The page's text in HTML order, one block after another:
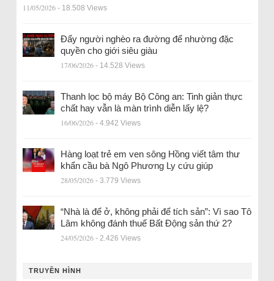
11/05/2026 - 18.508 Views
Đẩy người nghèo ra đường để nhường đặc
quyền cho giới siêu giàu
17/06/2026 - 14.528 Views
Thanh lọc bộ máy Bộ Công an: Tinh giản thực
chất hay vẫn là màn trình diễn lấy lệ?
16/06/2026 - 4.942 Views
Hàng loạt trẻ em ven sông Hồng viết tâm thư
khẩn cầu bà Ngô Phương Ly cứu giúp
28/05/2026 - 3.779 Views
“Nhà là để ở, không phải để tích sản”: Vì sao Tô
Lâm không đánh thuế Bất Động sản thứ 2?
24/05/2026 - 2.426 Views
TRUYỀN HÌNH